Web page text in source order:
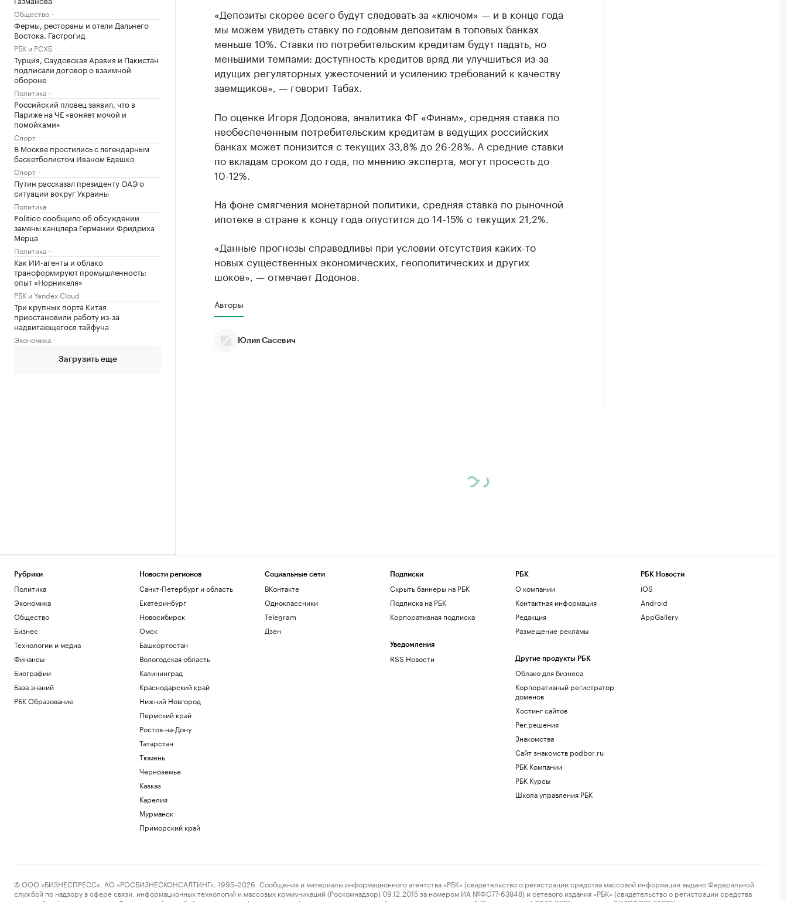
Общество
Фермы, рестораны и отели Дальнего
Востока. Гастрогид
РБК и РСХБ
Турция, Саудовская Аравия и Пакистан
подписали договор о взаимной
обороне
Политика
Российский пловец заявил, что в
Париже на ЧЕ «воняет мочой и
помойками»
Спорт
В Москве простились с легендарным
баскетболистом Иваном Едешко
Спорт
Путин рассказал президенту ОАЭ о
ситуации вокруг Украины
Политика
Politico сообщило об обсуждении
замены канцлера Германии Фридриха
Мерца
Политика
Как ИИ-агенты и облако
трансформируют промышленность:
опыт «Норникеля»
РБК и Yandex Cloud
Три крупных порта Китая
приостановили работу из-за
надвигающегося тайфуна
Экономика
Загрузить еще
«Депозиты скорее всего будут следовать за «ключом» — и в конце года
мы можем увидеть ставку по годовым депозитам в топовых банках
меньше 10%. Ставки по потребительским кредитам будут падать, но
меньшими темпами: доступность кредитов вряд ли улучшиться из-за
идущих регуляторных ужесточений и усилению требований к качеству
заемщиков», — говорит Табах.
По оценке Игоря Додонова, аналитика ФГ «Финам», средняя ставка по
необеспеченным потребительским кредитам в ведущих российских
банках может понизится с текущих 33,8% до 26-28%. А средние ставки
по вкладам сроком до года, по мнению эксперта, могут просесть до
10-12%.
На фоне смягчения монетарной политики, средняя ставка по рыночной
ипотеке в стране к концу года опустится до 14-15% с текущих 21,2%.
«Данные прогнозы справедливы при условии отсутствия каких-то
новых существенных экономических, геополитических и других
шоков», — отмечает Додонов.
Авторы
Юлия Сасевич
Рубрики
Политика
Экономика
Общество
Бизнес
Технологии и медиа
Финансы
Биографии
База знаний
РБК Образование
Новости регионов
Санкт-Петербург и область
Екатеринбург
Новосибирск
Омск
Башкортостан
Вологодская область
Калининград
Краснодарский край
Нижний Новгород
Пермский край
Ростов-на-Дону
Татарстан
Тюмень
Черноземье
Кавказ
Карелия
Мурманск
Приморский край
Социальные сети
ВКонтакте
Одноклассники
Telegram
Дзен
Подписки
Скрыть баннеры на РБК
Подписка на РБК
Корпоративная подписка
Уведомления
RSS Новости
РБК
О компании
Контактная информация
Редакция
Размещение рекламы
Другие продукты РБК
Облако для бизнеса
Корпоративный регистратор
доменов
Хостинг сайтов
Рег.решения
Знакомства
Сайт знакомств podbor.ru
РБК Компании
РБК Курсы
Школа управления РБК
РБК Новости
iOS
Android
AppGallery
© ООО «БИЗНЕСПРЕСС», АО «РОСБИЗНЕСКОНСАЛТИНГ», 1995–2026. Сообщения и материалы информационного агентства «РБК» (свидетельство о регистрации средства массовой информации выдано Федеральной
службой по надзору в сфере связи, информационных технологий и массовых коммуникаций (Роскомнадзор) 09.12.2015 за номером ИА №ФС77-63848) и сетевого издания «РБК» (свидетельство о регистрации средства